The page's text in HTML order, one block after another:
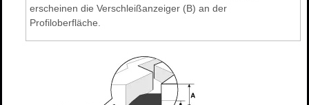
erscheinen die Verschleißanzeiger (B) an der
Profiloberfläche.